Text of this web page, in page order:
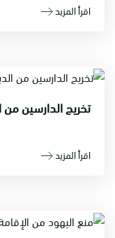
اقرأ المزيد
تخريج الدارسين
اقرأ المزيد